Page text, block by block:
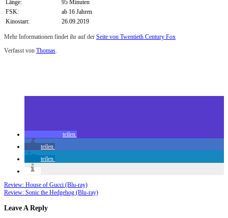
Länge:
95 Minuten
FSK:
ab 16 Jahren
Kinostart:
26.09.2019
Mehr Informationen findet ihr auf der Seite von Twentieth Century Fox
Verfasst von Thomas.
teilen
teilen
teilen
Review: House of Gucci (Blu-ray)
Review: Sonic the Hedgehog (Blu-ray)
Leave A Reply